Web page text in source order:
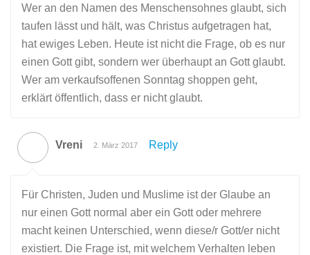
Wer an den Namen des Menschensohnes glaubt, sich
taufen lässt und hält, was Christus aufgetragen hat,
hat ewiges Leben. Heute ist nicht die Frage, ob es nur
einen Gott gibt, sondern wer überhaupt an Gott glaubt.
Wer am verkaufsoffenen Sonntag shoppen geht,
erklärt öffentlich, dass er nicht glaubt.
Vreni 2. März 2017 Reply
Für Christen, Juden und Muslime ist der Glaube an
nur einen Gott normal aber ein Gott oder mehrere
macht keinen Unterschied, wenn diese/r Gott/er nicht
existiert. Die Frage ist, mit welchem Verhalten leben